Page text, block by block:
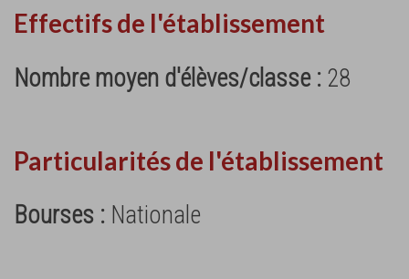
Effectifs de l'établissement
Nombre moyen d'élèves/classe : 28
Particularités de l'établissement
Bourses : Nationale